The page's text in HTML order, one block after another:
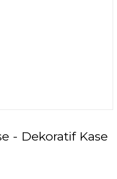
- Dekoratif Kase